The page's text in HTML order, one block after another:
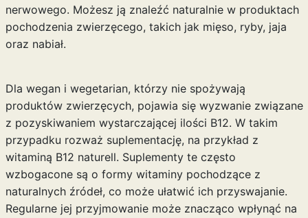
nerwowego. Możesz ją znaleźć naturalnie w produktach
pochodzenia zwierzęcego, takich jak mięso, ryby, jaja
oraz nabiał.
Dla wegan i wegetarian, którzy nie spożywają
produktów zwierzęcych, pojawia się wyzwanie związane
z pozyskiwaniem wystarczającej ilości B12. W takim
przypadku rozważ suplementację, na przykład z
witaminą B12 naturell. Suplementy te często
wzbogacone są o formy witaminy pochodzące z
naturalnych źródeł, co może ułatwić ich przyswajanie.
Regularne jej przyjmowanie może znacząco wpłynąć na